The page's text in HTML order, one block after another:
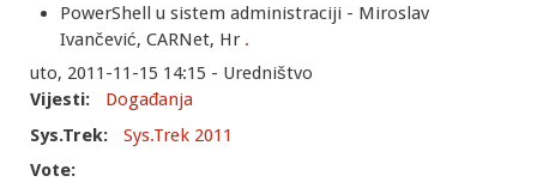
PowerShell u sistem administraciji - Miroslav
Ivančević, CARNet, Hr .
uto, 2011-11-15 14:15 - Uredništvo
Vijesti:
Događanja
Sys.Trek:
Sys.Trek 2011
Vote: